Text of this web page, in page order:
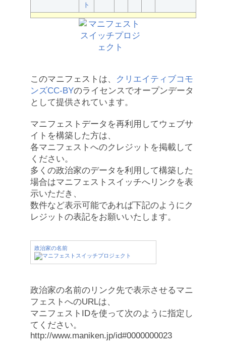
ト
このマニフェストは、
クリエイティブコモ
ンズCC-BYのライセンスでオープンデータ
として提供されています。
マニフェストデータを再利用してウェブサ
イトを構築した方は、
各マニフェストへのクレジットを掲載して
ください。
多くの政治家のデータを利用して構築した
場合はマニフェストスイッチへリンクを表
示いただき、
数件など表示可能であれば下記のようにク
レジットの表記をお願いいたします。
政治家の名前
政治家の名前のリンク先で表示させるマニ
フェストへのURLは、
マニフェストIDを使って次のように指定し
てください。
http://www.maniken.jp/id#0000000023